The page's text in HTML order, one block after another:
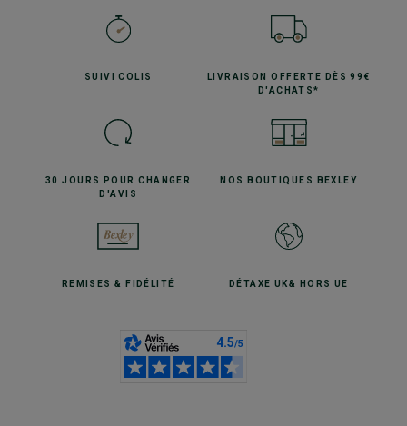
SUIVICOLIS LIVRAISON OFFERTE
DÈS 99€
D'ACHATS*
30 JOURS POURCHANGER
D'AVIS
NOS BOUTIQUES BEXLEY
REMISES& FIDÉLITÉ DÉTAXE UK& HORS UE